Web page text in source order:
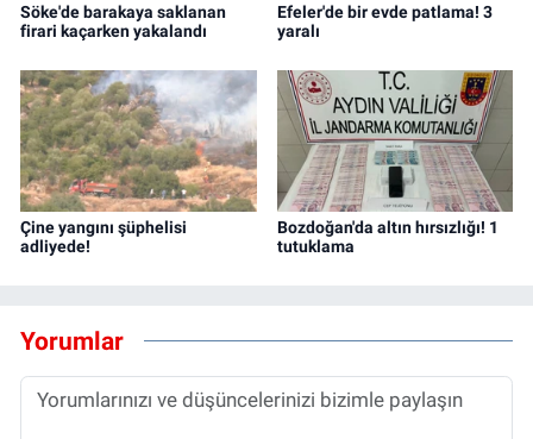
Söke'de barakaya saklanan
firari kaçarken yakalandı
Efeler'de bir evde patlama! 3
yaralı
Çine yangını şüphelisi
adliyede!
Bozdoğan'da altın hırsızlığı! 1
tutuklama
Yorumlar